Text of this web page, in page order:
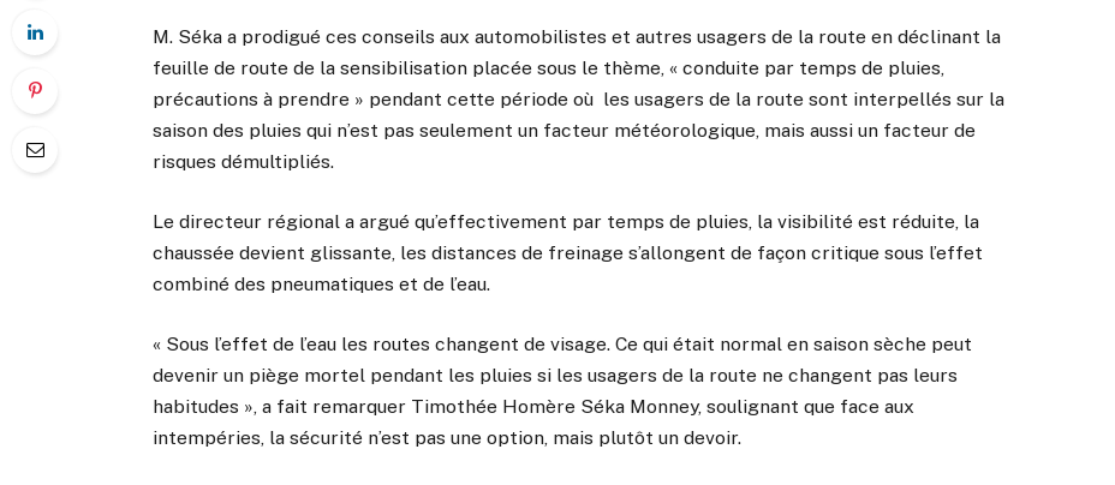
M. Séka a prodigué ces conseils aux automobilistes et autres usagers de la route en déclinant la
feuille de route de la sensibilisation placée sous le thème, « conduite par temps de pluies,
précautions à prendre » pendant cette période où les usagers de la route sont interpellés sur la
saison des pluies qui n’est pas seulement un facteur météorologique, mais aussi un facteur de
risques démultipliés.
Le directeur régional a argué qu’effectivement par temps de pluies, la visibilité est réduite, la
chaussée devient glissante, les distances de freinage s’allongent de façon critique sous l’effet
combiné des pneumatiques et de l’eau.
« Sous l’effet de l’eau les routes changent de visage. Ce qui était normal en saison sèche peut
devenir un piège mortel pendant les pluies si les usagers de la route ne changent pas leurs
habitudes », a fait remarquer Timothée Homère Séka Monney, soulignant que face aux
intempéries, la sécurité n’est pas une option, mais plutôt un devoir.